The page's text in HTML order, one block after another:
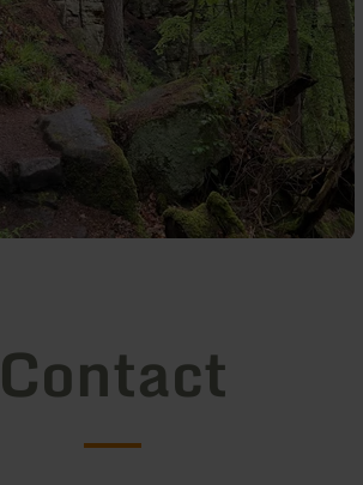
Contact